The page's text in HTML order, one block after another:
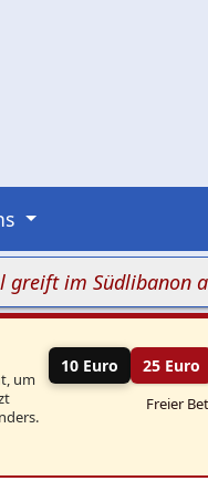
im Südlibanon an
um
10 Euro 25 Euro
Freier